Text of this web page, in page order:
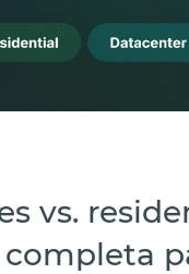
vs.